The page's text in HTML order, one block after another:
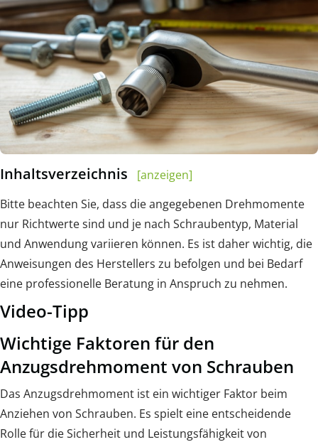
Inhaltsverzeichnis
[anzeigen]
Bitte beachten Sie, dass die angegebenen Drehmomente
nur Richtwerte sind und je nach Schraubentyp, Material
und Anwendung variieren können. Es ist daher wichtig, die
Anweisungen des Herstellers zu befolgen und bei Bedarf
eine professionelle Beratung in Anspruch zu nehmen.
Video-Tipp
Wichtige Faktoren für den
Anzugsdrehmoment von Schrauben
Das Anzugsdrehmoment ist ein wichtiger Faktor beim
Anziehen von Schrauben. Es spielt eine entscheidende
Rolle für die Sicherheit und Leistungsfähigkeit von